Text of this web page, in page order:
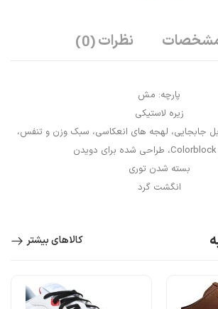
نظرات(0)
پارچه: مش
زیره لاستیکی
جابجایی، لهجه های انعکاسی، سبک وزن و تنفس،
بسته شدن توری
انگشت گرد
کالاهای بیشتر